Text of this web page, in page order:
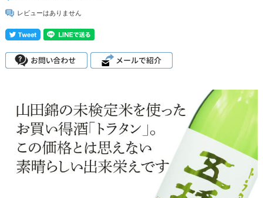
レビューはありません